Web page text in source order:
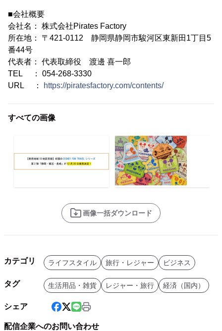
■会社概要
会社名： 株式会社Pirates Factory
所在地： 〒421-0112 静岡県静岡市駿河区東新田1丁目5
番44号
代表者： 代表取締役 渡邊 喜一郎
TEL ： 054-268-3330
URL ：
https://piratesfactory.com/contents/
すべての画像
画像一括ダウンロード
カテゴリ ライフスタイル 旅行・レジャー ビジネス
タグ 生活用品・雑貨 レジャー・旅行 経済（国内）
シェア
配信企業へのお問い合わせ